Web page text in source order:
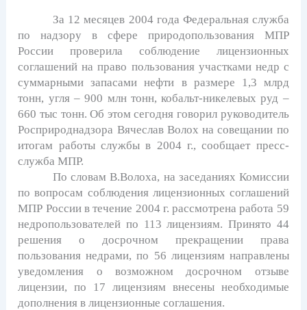
За 12 месяцев 2004 года Федеральная служба
по надзору в сфере природопользования МПР
России проверила соблюдение лицензионных
соглашений на право пользования участками недр с
суммарными запасами нефти в размере 1,3 млрд
тонн, угля – 900 млн тонн, кобальт-никелевых руд –
660 тыс тонн. Об этом сегодня говорил руководитель
Росприроднадзора Вячеслав Волох на совещании по
итогам работы службы в 2004 г., сообщает пресс-
служба МПР.
По словам В.Волоха, на заседаниях Комиссии
по вопросам соблюдения лицензионных соглашений
МПР России в течение 2004 г. рассмотрена работа 59
недропользователей по 113 лицензиям. Принято 44
решения о досрочном прекращении права
пользования недрами, по 56 лицензиям направлены
уведомления о возможном досрочном отзыве
лицензии, по 17 лицензиям внесены необходимые
дополнения в лицензионные соглашения.